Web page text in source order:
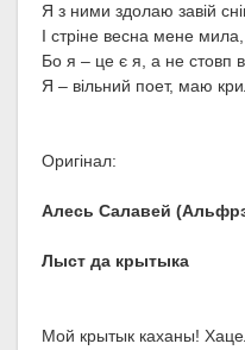
Я з ними здолаю завій
І стріне весна мене мила,
Бо я – це є я, а не стовп
Я – вільний поет, маю
Оригінал:
Алесь Салавей
Лыст да крытыка
Мой крытык каханы!